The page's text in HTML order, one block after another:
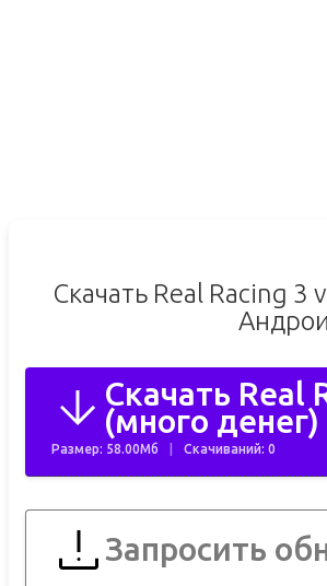
Скачать Real Racing
Скачать Real
(много
Размер: 58.00Мб Скачиваний: 0
Запросить